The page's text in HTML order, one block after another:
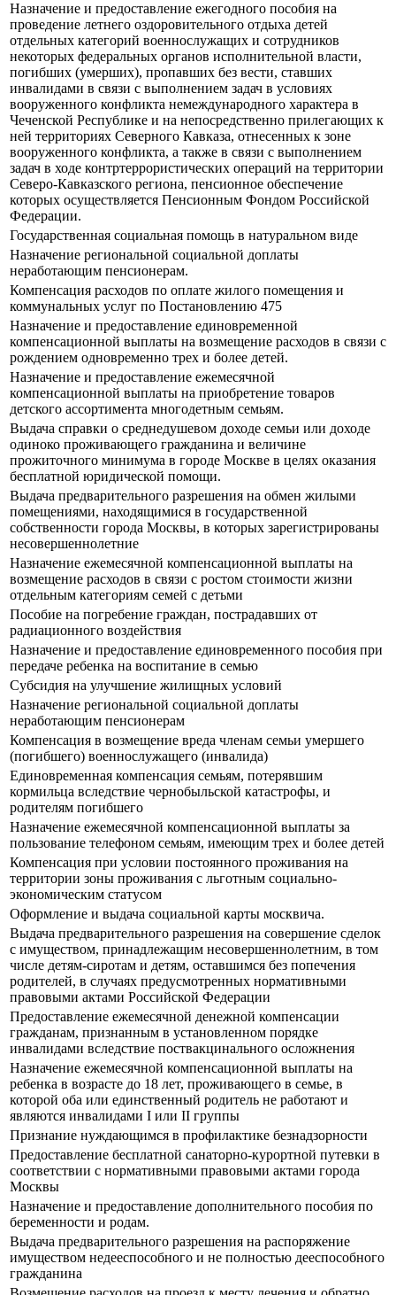
Назначение и предоставление ежегодного пособия на
проведение летнего оздоровительного отдыха детей
отдельных категорий военнослужащих и сотрудников
некоторых федеральных органов исполнительной власти,
погибших (умерших), пропавших без вести, ставших
инвалидами в связи с выполнением задач в условиях
вооруженного конфликта немеждународного характера в
Чеченской Республике и на непосредственно прилегающих к
ней территориях Северного Кавказа, отнесенных к зоне
вооруженного конфликта, а также в связи с выполнением
задач в ходе контртеррористических операций на территории
Северо-Кавказского региона, пенсионное обеспечение
которых осуществляется Пенсионным Фондом Российской
Федерации.
Государственная социальная помощь в натуральном виде
Назначение региональной социальной доплаты
неработающим пенсионерам.
Компенсация расходов по оплате жилого помещения и
коммунальных услуг по Постановлению 475
Назначение и предоставление единовременной
компенсационной выплаты на возмещение расходов в связи с
рождением одновременно трех и более детей.
Назначение и предоставление ежемесячной
компенсационной выплаты на приобретение товаров
детского ассортимента многодетным семьям.
Выдача справки о среднедушевом доходе семьи или доходе
одиноко проживающего гражданина и величине
прожиточного минимума в городе Москве в целях оказания
бесплатной юридической помощи.
Выдача предварительного разрешения на обмен жилыми
помещениями, находящимися в государственной
собственности города Москвы, в которых зарегистрированы
несовершеннолетние
Назначение ежемесячной компенсационной выплаты на
возмещение расходов в связи с ростом стоимости жизни
отдельным категориям семей с детьми
Пособие на погребение граждан, пострадавших от
радиационного воздействия
Назначение и предоставление единовременного пособия при
передаче ребенка на воспитание в семью
Субсидия на улучшение жилищных условий
Назначение региональной социальной доплаты
неработающим пенсионерам
Компенсация в возмещение вреда членам семьи умершего
(погибшего) военнослужащего (инвалида)
Единовременная компенсация семьям, потерявшим
кормильца вследствие чернобыльской катастрофы, и
родителям погибшего
Назначение ежемесячной компенсационной выплаты за
пользование телефоном семьям, имеющим трех и более детей
Компенсация при условии постоянного проживания на
территории зоны проживания с льготным социально-
экономическим статусом
Оформление и выдача социальной карты москвича.
Выдача предварительного разрешения на совершение сделок
с имуществом, принадлежащим несовершеннолетним, в том
числе детям-сиротам и детям, оставшимся без попечения
родителей, в случаях предусмотренных нормативными
правовыми актами Российской Федерации
Предоставление ежемесячной денежной компенсации
гражданам, признанным в установленном порядке
инвалидами вследствие поствакцинального осложнения
Назначение ежемесячной компенсационной выплаты на
ребенка в возрасте до 18 лет, проживающего в семье, в
которой оба или единственный родитель не работают и
являются инвалидами I или II группы
Признание нуждающимся в профилактике безнадзорности
Предоставление бесплатной санаторно-курортной путевки в
соответствии с нормативными правовыми актами города
Москвы
Назначение и предоставление дополнительного пособия по
беременности и родам.
Выдача предварительного разрешения на распоряжение
имуществом недееспособного и не полностью дееспособного
гражданина